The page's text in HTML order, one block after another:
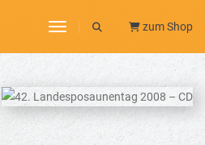
toggle navigation
zum Shop